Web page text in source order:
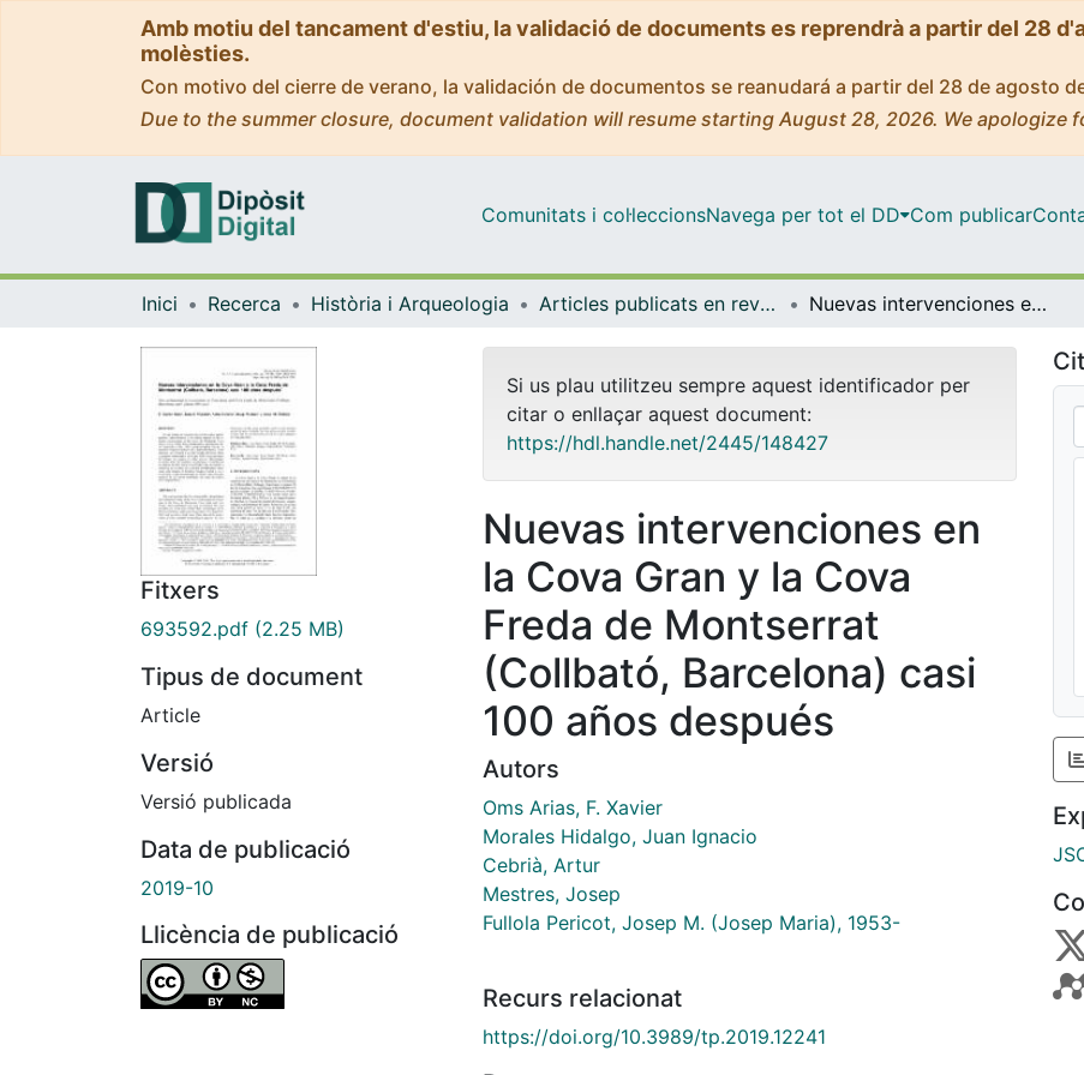
Amb motiu del tancament d'estiu, la validació de documents es reprendrà a partir del 28
molèsties.
Con motivo del cierre de verano, la validación de documentos se reanudará a partir del 28 de agosto
Due to the summer closure, document validation will resume starting August 28, 2026. We apologize
Comunitats i col·leccionsNavega per tot el DD Com publicar
Inici Recerca Història i Arqueologia Articles publicats en revistes (Història i Arqueologia) Nuevas intervenciones en la Cova Gran y la Cova Freda de Montserrat (Collbató, Barcelona) casi 100 años después
Fitxers
693592.pdf (2.25 MB)
Tipus de document
Article
Versió
Versió publicada
Data de publicació
2019-10
Llicència de publicació
Si us plau utilitzeu sempre aquest identificador per
citar o enllaçar aquest document:
https://hdl.handle.net/2445/148427
Nuevas intervenciones en
la Cova Gran y la Cova
Freda de Montserrat
(Collbató, Barcelona) casi
100 años después
Autors
Oms Arias, F. Xavier
Morales Hidalgo, Juan Ignacio
Cebrià, Artur
Mestres, Josep
Fullola Pericot, Josep M. (Josep Maria), 1953-
Recurs relacionat
https://doi.org/10.3989/tp.2019.12241